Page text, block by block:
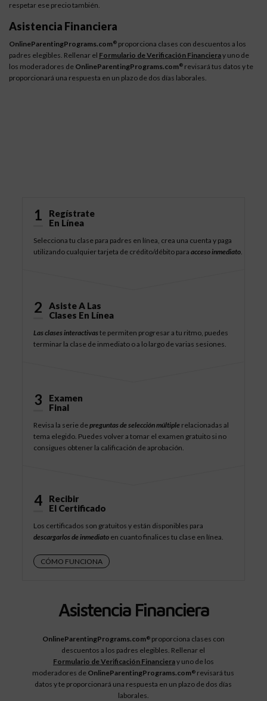
respetar ese precio también.
Asistencia Financiera
OnlineParentingPrograms.com® proporciona clases con descuentos a los
padres elegibles. Rellenar el Formulario de Verificación Financieray uno de
los moderadores de OnlineParentingPrograms.com® revisará tus datos y te
proporcionará una respuesta en un plazo de dos días laborales.
1
Regístrate
En Línea
Selecciona tu clase para padres en línea, crea una cuenta y paga
utilizando cualquier tarjeta de crédito/débito paraacceso inmediato.
2
Asiste A Las
Clases En Línea
Las clases interactivaste permiten progresar a tu ritmo, puedes
terminar la clase de inmediato o a lo largo de varias sesiones.
3
Examen
Final
Revisa la serie depreguntas de selección múltiple relacionadas al
tema elegido. Puedes volver a tomar el examen gratuito si no
consigues obtener la calificación de aprobación.
4
Recibir
El Certificado
Los certificados son gratuitos y están disponibles para
descargarlos de inmediato en cuanto finalices tu clase en línea.
CÓMO FUNCIONA
Asistencia Financiera
OnlineParentingPrograms.com®proporciona clases con
descuentos a los padres elegibles. Rellenar el
Formulario de Verificación Financieray uno de los
moderadores de OnlineParentingPrograms.com® revisará tus
datos y te proporcionará una respuesta en un plazo de dos días
laborales.